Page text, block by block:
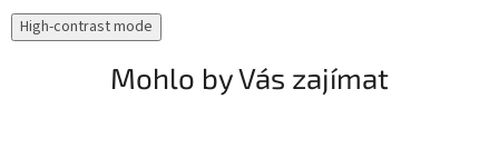
High-contrast mode
Mohlo by Vás zajímat